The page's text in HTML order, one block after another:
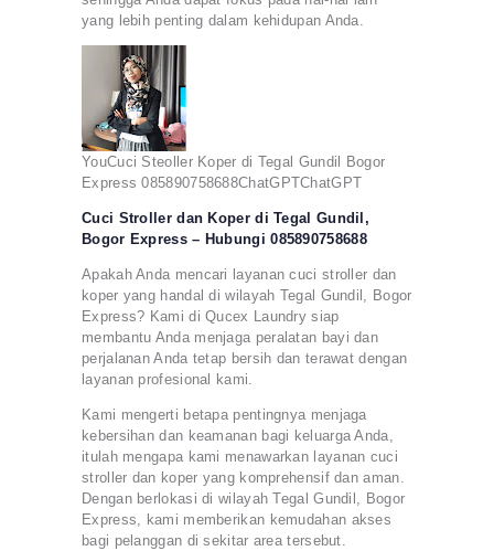
yang lebih penting dalam kehidupan Anda.
YouCuci Steoller Koper di Tegal Gundil Bogor
Express 085890758688ChatGPTChatGPT
Cuci Stroller dan Koper di Tegal Gundil,
Bogor Express – Hubungi 085890758688
Apakah Anda mencari layanan cuci stroller dan
koper yang handal di wilayah Tegal Gundil, Bogor
Express? Kami di Qucex Laundry siap
membantu Anda menjaga peralatan bayi dan
perjalanan Anda tetap bersih dan terawat dengan
layanan profesional kami.
Kami mengerti betapa pentingnya menjaga
kebersihan dan keamanan bagi keluarga Anda,
itulah mengapa kami menawarkan layanan cuci
stroller dan koper yang komprehensif dan aman.
Dengan berlokasi di wilayah Tegal Gundil, Bogor
Express, kami memberikan kemudahan akses
bagi pelanggan di sekitar area tersebut.